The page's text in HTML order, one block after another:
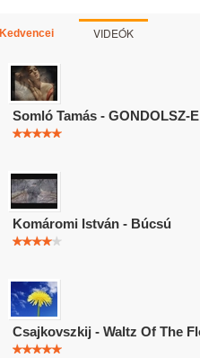
Kedvencei VIDEÓK
Somló Tamás - GONDOLSZ-
Komáromi István - Búcsú
Csajkovszkij - Waltz Of The